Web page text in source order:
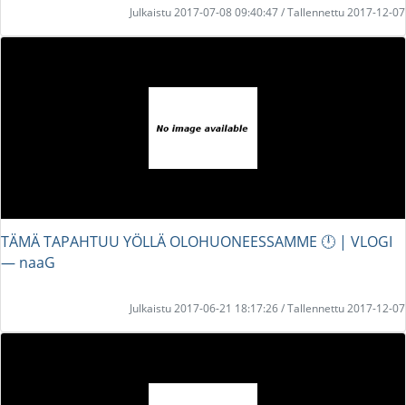
Julkaistu 2017-07-08 09:40:47 / Tallennettu 2017-12-07
TÄMÄ TAPAHTUU YÖLLÄ OLOHUONEESSAMME 🕛 | VLOGI
― naaG
Julkaistu 2017-06-21 18:17:26 / Tallennettu 2017-12-07